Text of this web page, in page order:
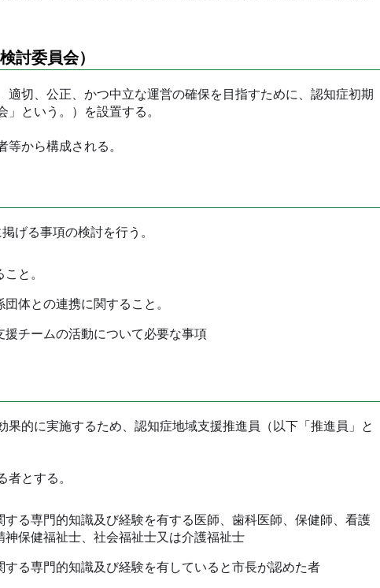
討委員会）
切、公正、かつ中立な運営の確保を目指すために、認知症初期
という。）を設置する。
から構成される。
げる事項の検討を行う。
と。
体との連携に関すること。
チームの活動について必要な事項
的に実施するため、認知症地域支援推進員（以下「推進員」と
とする。
る専門的知識及び経験を有する医師、歯科医師、保健師、看護
保健福祉士、社会福祉士又は介護福祉士
る専門的知識及び経験を有していると市長が認めた者